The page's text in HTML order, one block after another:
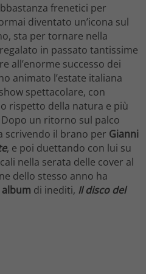
frenetici per
diventato un’icona sul
sta per tornare nella
in passato tantissime
all’enorme successo dei
animato l’estate italiana
spettacolare, con
rispetto della natura e più
un ritorno sul palco
scrivendo il brano per Gianni
, e poi duettando con lui su
nella serata delle cover al
dello stesso anno ha
di inediti, Il disco del